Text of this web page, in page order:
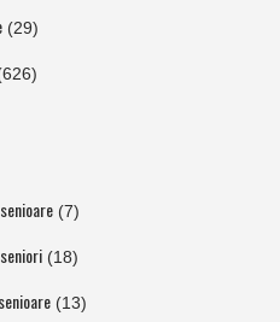
(29)
(7)
(18)
(13)